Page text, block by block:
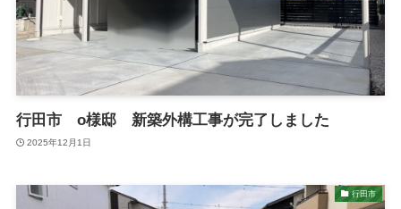
行田市 o様邸 新築外構工事が完了しました
2025年12月1日
行田市